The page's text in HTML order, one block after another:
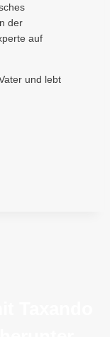
der
auf
und lebt